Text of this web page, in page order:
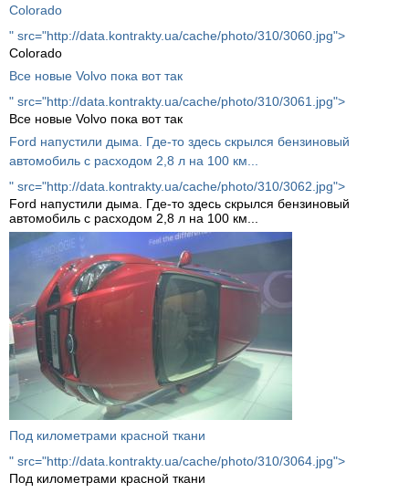
Colorado
" src="http://data.kontrakty.ua/cache/photo/310/3060.jpg">
Colorado
Все новые Volvo пока вот так
" src="http://data.kontrakty.ua/cache/photo/310/3061.jpg">
Все новые Volvo пока вот так
Ford напустили дыма. Где-то здесь скрылся бензиновый
автомобиль с расходом 2,8 л на 100 км...
" src="http://data.kontrakty.ua/cache/photo/310/3062.jpg">
Ford напустили дыма. Где-то здесь скрылся бензиновый
автомобиль с расходом 2,8 л на 100 км...
Под километрами красной ткани
" src="http://data.kontrakty.ua/cache/photo/310/3064.jpg">
Под километрами красной ткани